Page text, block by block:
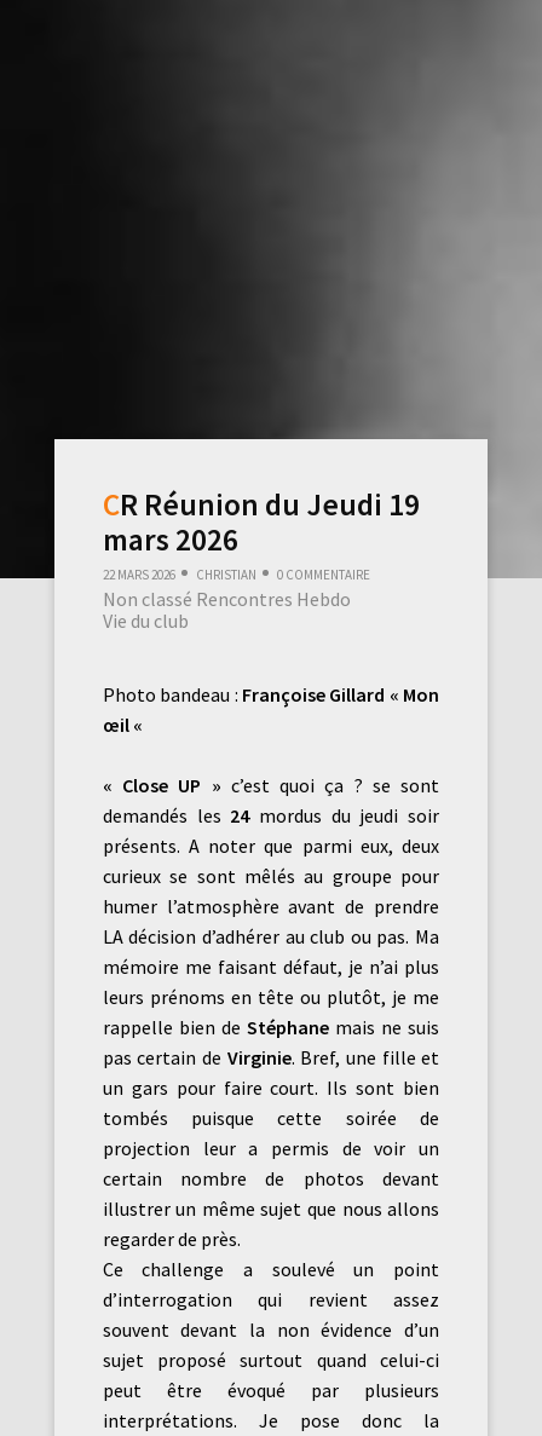
CR Réunion du Jeudi 19
mars 2026
22 mars 2026 Christian
0 commentaire
Non classé Rencontres Hebdo
Vie du club
Photo bandeau : Françoise Gillard « Mon
œil «
« Close UP » c’est quoi ça ? se sont
demandés les 24mordus du jeudi soir
présents. A noter que parmi eux, deux
curieux se sont mêlés au groupe pour
humer l’atmosphère avant de prendre
LA décision d’adhérer au club ou pas. Ma
mémoire me faisant défaut, je n’ai plus
leurs prénoms en tête ou plutôt, je me
rappelle bien de Stéphanemais ne suis
pas certain de Virginie. Bref, une fille et
un gars pour faire court. Ils sont bien
tombés puisque cette soirée de
projection leur a permis de voir un
certain nombre de photos devant
illustrer un même sujet que nous allons
regarder de près.
Ce challenge a soulevé un point
d’interrogation qui revient assez
souvent devant la non évidence d’un
sujet proposé surtout quand celui-ci
peut être évoqué par plusieurs
interprétations. Je pose donc la